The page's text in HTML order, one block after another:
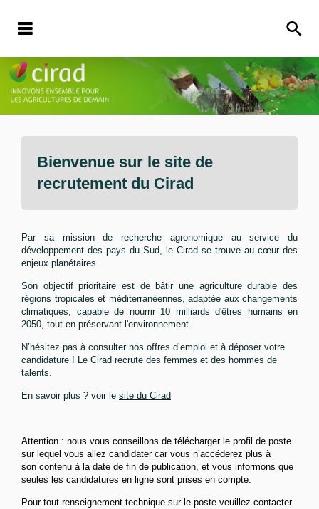
Bienvenue sur le site de
recrutement du Cirad
Par sa mission de recherche agronomique au service du
développement des pays du Sud, le Cirad se trouve au cœur des
enjeux planétaires.
Son objectif prioritaire est de bâtir une agriculture durable des
régions tropicales et méditerranéennes, adaptée aux changements
climatiques, capable de nourrir 10 milliards d'êtres humains en
2050, tout en préservant l'environnement.
N’hésitez pas à consulter nos offres d’emploi et à déposer votre
candidature ! Le Cirad recrute des femmes et des hommes de
talents.
En savoir plus ? voir le site du Cirad
Attention : nous vous conseillons de télécharger le profil de poste
sur lequel vous allez candidater car vous n’accéderez plus à
son contenu à la date de fin de publication, et vous informons que
seules les candidatures en ligne sont prises en compte.
Pour tout renseignement technique sur le poste veuillez contacter